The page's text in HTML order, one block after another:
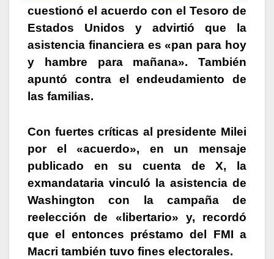
cuestionó el acuerdo con el Tesoro de
Estados Unidos y advirtió que la
asistencia financiera es «pan para hoy
y hambre para mañana». También
apuntó contra el endeudamiento de
las familias.
Con fuertes críticas al presidente Milei
por el «acuerdo», en un mensaje
publicado en su cuenta de X,
la
exmandataria vinculó la asistencia de
Washington con la campaña de
reelección de «libertario» y, recordó
que el entonces préstamo del FMI a
Macri también tuvo fines electorales.